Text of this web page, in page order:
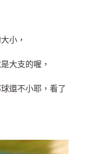
小，
大支的喔，
還不小耶，看了